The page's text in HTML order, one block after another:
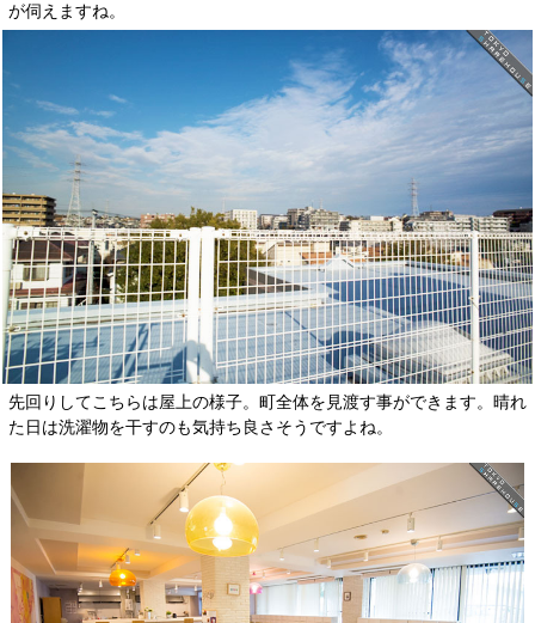
が伺えますね。
先回りしてこちらは屋上の様子。町全体を見渡す事ができます。晴れ
た日は洗濯物を干すのも気持ち良さそうですよね。